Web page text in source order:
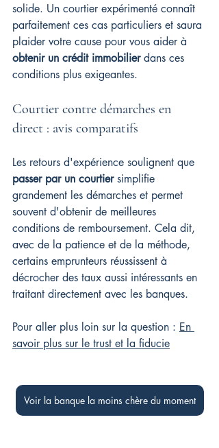
solide. Un courtier expérimenté connaît
parfaitement ces cas particuliers et saura
plaider votre cause pour vous aider à
obtenir un crédit immobilier dans ces
conditions plus exigeantes.
Courtier contre démarches en
direct : avis comparatifs
Les retours d'expérience soulignent que
passer par un courtier simplifie
grandement les démarches et permet
souvent d'obtenir de meilleures
conditions de remboursement. Cela dit,
avec de la patience et de la méthode,
certains emprunteurs réussissent à
décrocher des taux aussi intéressants en
traitant directement avec les banques.
Pour aller plus loin sur la question : En
savoir plus sur le trust et la fiducie
Voir la banque la moins chère du moment